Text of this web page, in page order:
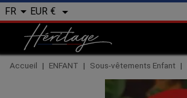
FR  EUR € 
Accueil ENFANT Sous-vêtements Enfant